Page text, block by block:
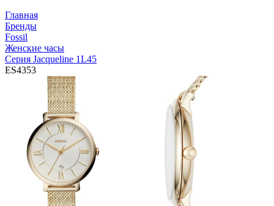
Главная
Бренды
Fossil
Женские часы
Серия Jacqueline 1L45
ES4353